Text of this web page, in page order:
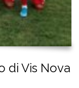
di Vis Nova